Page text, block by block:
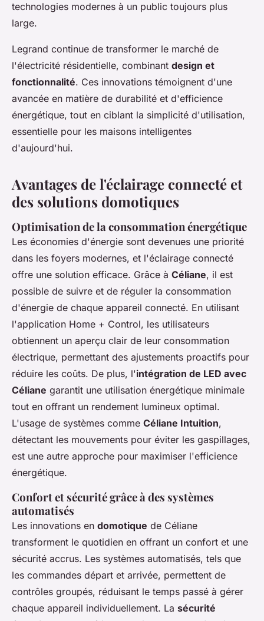
technologies modernes à un public toujours plus
large.
Legrand continue de transformer le marché de
l'électricité résidentielle, combinant design et
fonctionnalité. Ces innovations témoignent d'une
avancée en matière de durabilité et d'efficience
énergétique, tout en ciblant la simplicité d'utilisation,
essentielle pour les maisons intelligentes
d'aujourd'hui.
Avantages de l'éclairage connecté et
des solutions domotiques
Optimisation de la consommation énergétique
Les économies d'énergie sont devenues une priorité
dans les foyers modernes, et l'éclairage connecté
offre une solution efficace. Grâce à Céliane, il est
possible de suivre et de réguler la consommation
d'énergie de chaque appareil connecté. En utilisant
l'application Home + Control, les utilisateurs
obtiennent un aperçu clair de leur consommation
électrique, permettant des ajustements proactifs pour
réduire les coûts. De plus, l'intégration de LED avec
Céliane garantit une utilisation énergétique minimale
tout en offrant un rendement lumineux optimal.
L'usage de systèmes comme Céliane Intuition,
détectant les mouvements pour éviter les gaspillages,
est une autre approche pour maximiser l'efficience
énergétique.
Confort et sécurité grâce à des systèmes
automatisés
Les innovations en domotique de Céliane
transforment le quotidien en offrant un confort et une
sécurité accrus. Les systèmes automatisés, tels que
les commandes départ et arrivée, permettent de
contrôles groupés, réduisant le temps passé à gérer
chaque appareil individuellement. La sécurité